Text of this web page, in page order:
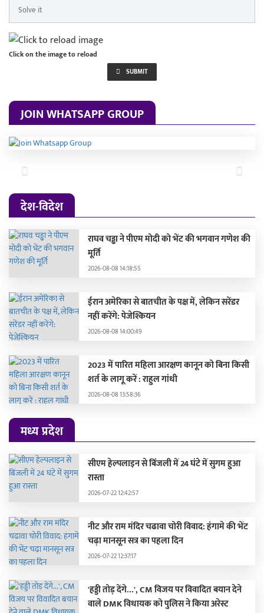
Click on the image to reload
SUBMIT
JOIN WHATSAPP GROUP
Previous
Next
देश-विदेश
राघव चड्ढा ने पीएम मोदी को भेंट की भगवान गणेश की
मूर्ति
2026-08-08 14:18:55
ईरान अमेरिका से बातचीत के पक्ष में, लेकिन सरेंडर
नहीं करेंगे: पेजेश्कियन
2026-08-08 14:00:49
2023 में पारित महिला आरक्षण कानून को बिना किसी
शर्त के लागू करें : राहुल गांधी
2026-08-08 13:58:36
मध्य प्रदेश
सीएम हेल्पलाइन से बिंजली में 24 घंटे में सुगम हुआ
रास्ता
2026-07-22 12:42:57
नीट और राम मंदिर चढावा चोरी विवाद: हंगामे की भेंट
चढ़ा मानसून सत्र का पहला दिन
2026-07-22 12:37:17
'हड्डी तोड़ देंगे...', CM विजय पर विवादित बयान देने
वाले DMK विधायक को पुलिस ने किया अरेस्ट